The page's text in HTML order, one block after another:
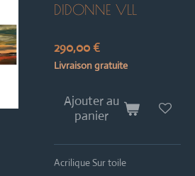
DIDONNE VLL
290,00 €
Livraison gratuite
Ajouter au
panier
Acrilique Sur toile